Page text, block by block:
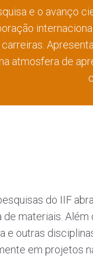
e o avanço
carreiras.
atmosfera de
do IIF
de materiais.
e outras
em projetos